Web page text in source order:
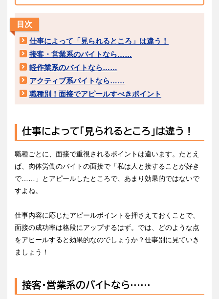
目次
仕事によって「見られるところ」は違う！
接客・営業系のバイトなら……
軽作業系のバイトなら……
アクティブ系バイトなら……
職種別！面接でアピールすべきポイント
仕事によって「見られるところ」は違う！
職種ごとに、面接で重視されるポイントは違います。たとえ
ば、肉体労働のバイトの面接で「私は人と接することが好き
で……」とアピールしたところで、あまり効果的ではないで
すよね。
仕事内容に応じたアピールポイントを押さえておくことで、
面接の成功率は格段にアップするはず。では、どのような点
をアピールすると効果的なのでしょうか？仕事別に見ていき
ましょう！
接客・営業系のバイトなら……